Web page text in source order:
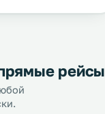
рейсы